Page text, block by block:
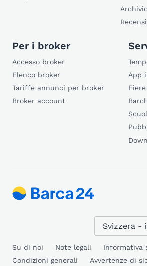
Per i broker
Accesso broker
Elenco broker
Tariffe annunci per broker
Broker account
App
Su di noi Note legali
Informativa
Condizioni generali
Avvertenze di